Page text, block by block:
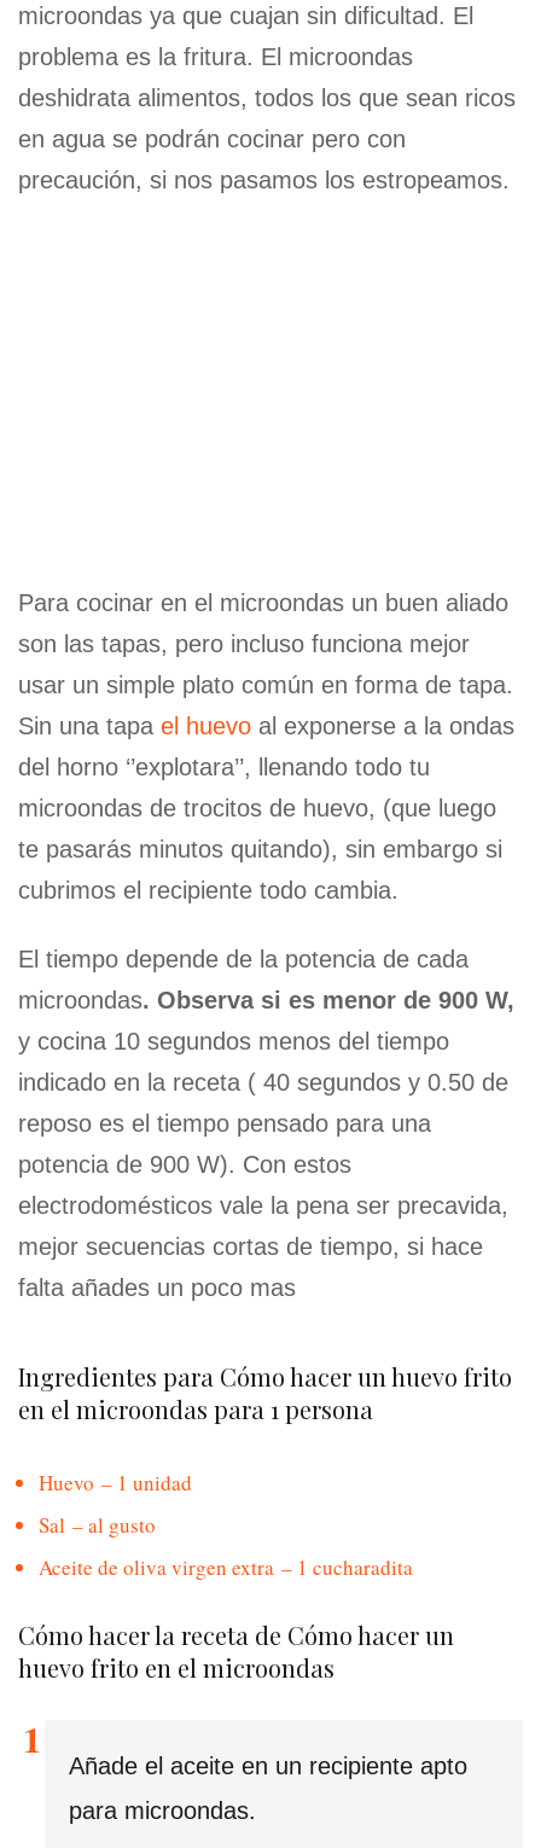
microondas ya que cuajan sin dificultad. El
problema es la fritura. El microondas
deshidrata alimentos, todos los que sean ricos
en agua se podrán cocinar pero con
precaución, si nos pasamos los estropeamos.
Para cocinar en el microondas un buen aliado
son las tapas, pero incluso funciona mejor
usar un simple plato común en forma de tapa.
Sin una tapa el huevo al exponerse a la ondas
del horno ‘’explotara’’, llenando todo tu
microondas de trocitos de huevo, (que luego
te pasarás minutos quitando), sin embargo si
cubrimos el recipiente todo cambia.
El tiempo depende de la potencia de cada
microondas. Observa si es menor de 900 W,
y cocina 10 segundos menos del tiempo
indicado en la receta ( 40 segundos y 0.50 de
reposo es el tiempo pensado para una
potencia de 900 W). Con estos
electrodomésticos vale la pena ser precavida,
mejor secuencias cortas de tiempo, si hace
falta añades un poco mas
Ingredientes para Cómo hacer un huevo frito
en el microondas para 1 persona
Huevo – 1 unidad
Sal – al gusto
Aceite de oliva virgen extra – 1 cucharadita
Cómo hacer la receta de Cómo hacer un
huevo frito en el microondas
Añade el aceite en un recipiente apto
para microondas.